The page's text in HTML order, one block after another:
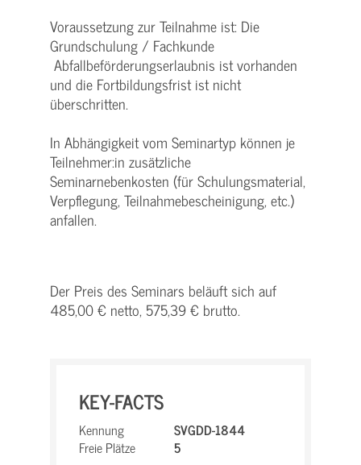
Voraussetzung zur Teilnahme ist: Die
Grundschulung / Fachkunde
Abfallbeförderungserlaubnis ist vorhanden
und die Fortbildungsfrist ist nicht
überschritten.
In Abhängigkeit vom Seminartyp können je
Teilnehmer:in zusätzliche
Seminarnebenkosten (für Schulungsmaterial,
Verpflegung, Teilnahmebescheinigung, etc.)
anfallen.
Der Preis des Seminars beläuft sich auf
485,00 € netto, 575,39 € brutto.
KEY-FACTS
Kennung
SVGDD-1844
Freie Plätze
5